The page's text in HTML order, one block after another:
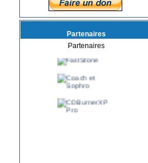
Partenaires
Partenaires